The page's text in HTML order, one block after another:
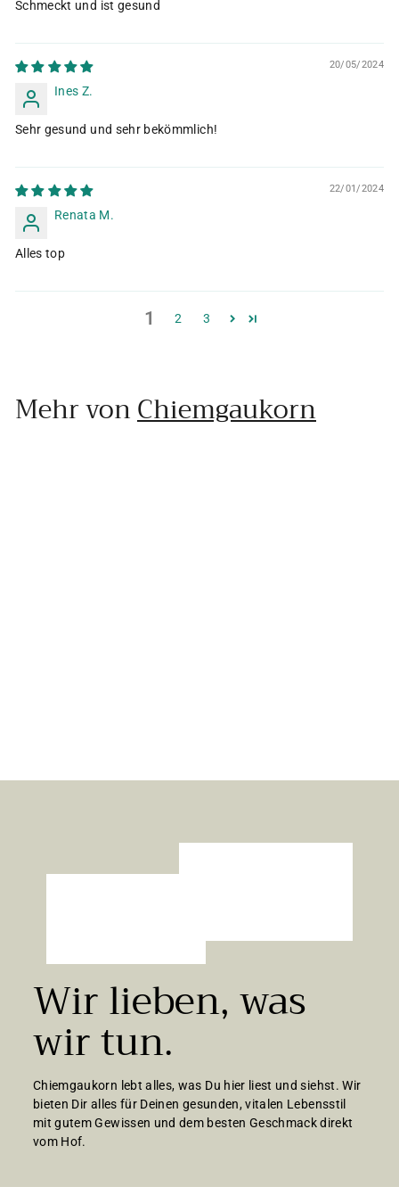
Schmeckt und ist gesund
20/05/2024
Ines Z.
Sehr gesund und sehr bekömmlich!
22/01/2024
Renata M.
Alles top
1 2 3
Mehr vonChiemgaukorn
9
Wir lieben, was
wir tun.
Chiemgaukorn lebt alles, was Du hier liest und siehst. Wir
bieten Dir alles für Deinen gesunden, vitalen Lebensstil
mit gutem Gewissen und dem besten Geschmack direkt
vom Hof.